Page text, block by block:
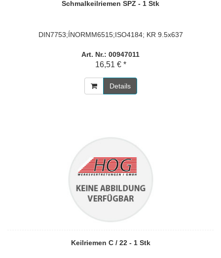
Schmalkeilriemen SPZ - 1 Stk
DIN7753;ÍNORMM6515;ISO4184; KR 9.5x637
Art. Nr.: 00947011
16,51 € *
Details
Keilriemen C / 22 - 1 Stk